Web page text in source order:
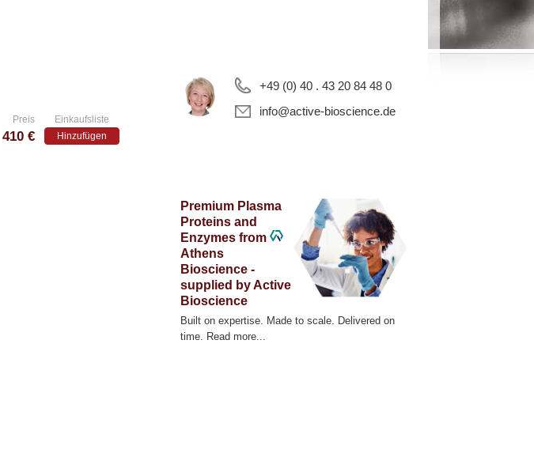
+49 (0) 40 . 43 20 84 48 0
info@active-bioscience.de
Premium Plasma
Proteins and
Enzymes from
Athens
Bioscience -
supplied by Active
Bioscience
Built on expertise. Made to scale. Delivered on
time. Read more...
Preis Einkaufsliste
410 € Hinzufügen